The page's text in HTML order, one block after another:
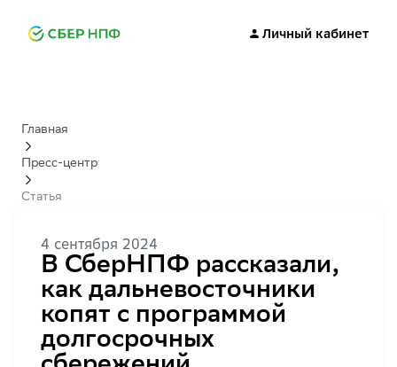
Личный кабинет
Главная
Пресс-центр
Статья
4 сентября 2024
В СберНПФ рассказали,
как дальневосточники
копят с программой
долгосрочных